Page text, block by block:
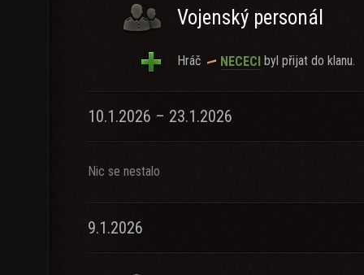
Vojenský personál
Hráč NECECI byl přijat do klanu.
10.1.2026 – 23.1.2026
Nic se nestalo
9.1.2026